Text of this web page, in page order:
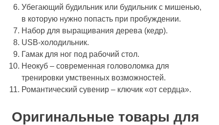
Убегающий будильник или будильник с мишенью,
в которую нужно попасть при пробуждении.
Набор для выращивания дерева (кедр).
USB-холодильник.
Гамак для ног под рабочий стол.
Неокуб – современная головоломка для
тренировки умственных возможностей.
Романтический сувенир – ключик «от сердца».
Оригинальные товары для